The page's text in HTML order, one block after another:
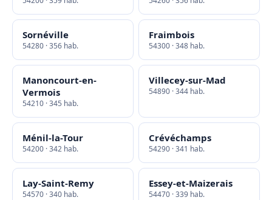
Sornéville
54280 · 356 hab.
Fraimbois
54300 · 348 hab.
Manoncourt-en-
Vermois
54210 · 345 hab.
Villecey-sur-Mad
54890 · 344 hab.
Ménil-la-Tour
54200 · 342 hab.
Crévéchamps
54290 · 341 hab.
Lay-Saint-Remy
54570 · 340 hab.
Essey-et-Maizerais
54470 · 339 hab.